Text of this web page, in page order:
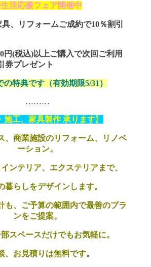
生活応援フェア開催中
、リフォームご成約で10％割引
円(税込)以上ご購入で次回ご利用
券プレゼント
の特典です（有効期限5/31）
………
施工、家具製作 承ります〗
、商業施設のリフォーム、リノベ
ーション。
ンテリア、エクステリアまで、
暮らしをデザインします。
も、 ご予算の範囲内で最善のプラ
ンをご提案。
スペースだけでもお気軽に。
、お見積りは無料です。